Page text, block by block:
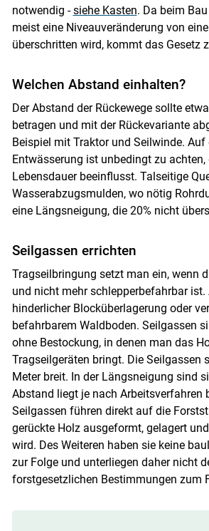
notwendig -siehe Kasten. Da beim
meist eine Niveauveränderung von
überschritten wird, kommt das Gesetz
Welchen Abstand einhalten?
Der Abstand der Rückewege sollte
betragen und mit der Rückevariante
Beispiel mit Traktor und Seilwinde. Auf
Entwässerung ist unbedingt zu achten,
Lebensdauer beeinflusst. Talseitige
Wasserabzugsmulden, wo nötig
eine Längsneigung, die 20% nicht
Seilgassen errichten
Tragseilbringung setzt man ein, wenn
und nicht mehr schlepperbefahrbar ist.
hinderlicher Blocküberlagerung oder
befahrbarem Waldboden. Seilgassen
ohne Bestockung, in denen man das
Tragseilgeräten bringt. Die Seilgassen
Meter breit. In der Längsneigung sind
Abstand liegt je nach Arbeitsverfahren
Seilgassen führen direkt auf die
gerückte Holz ausgeformt, gelagert
wird. Des Weiteren haben sie keine
zur Folge und unterliegen daher nicht
forstgesetzlichen Bestimmungen zum